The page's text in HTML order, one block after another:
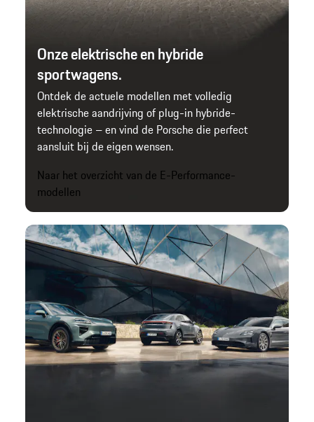
Onze elektrische en hybride
sportwagens.
Ontdek de actuele modellen met volledig
elektrische aandrijving of plug-in hybride-
technologie – en vind de Porsche die perfect
aansluit bij de eigen wensen.
Naar het overzicht van de E-Performance-
modellen